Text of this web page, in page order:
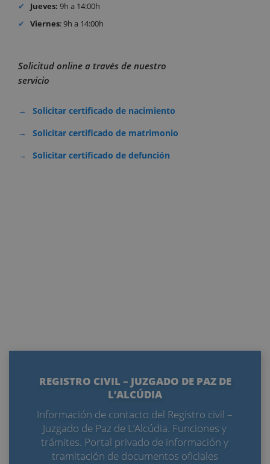
REGISTRO CIVIL – JUZGADO DE PAZ DE
L’ALCÚDIA
Información de contacto del Registro civil –
Juzgado de Paz de L’Alcúdia. Funciones y
trámites. Portal privado de información y
tramitación de documentos oficiales
Jueves: 9h a 14:00h
Viernes: 9h a 14:00h
Solicitud online a través de nuestro
servicio
Solicitar certificado de nacimiento
Solicitar certificado de matrimonio
Solicitar certificado de defunción